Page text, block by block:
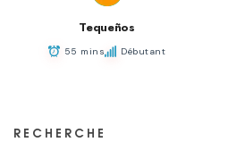
Tequeños
55 mins Débutant
RECHERCHE